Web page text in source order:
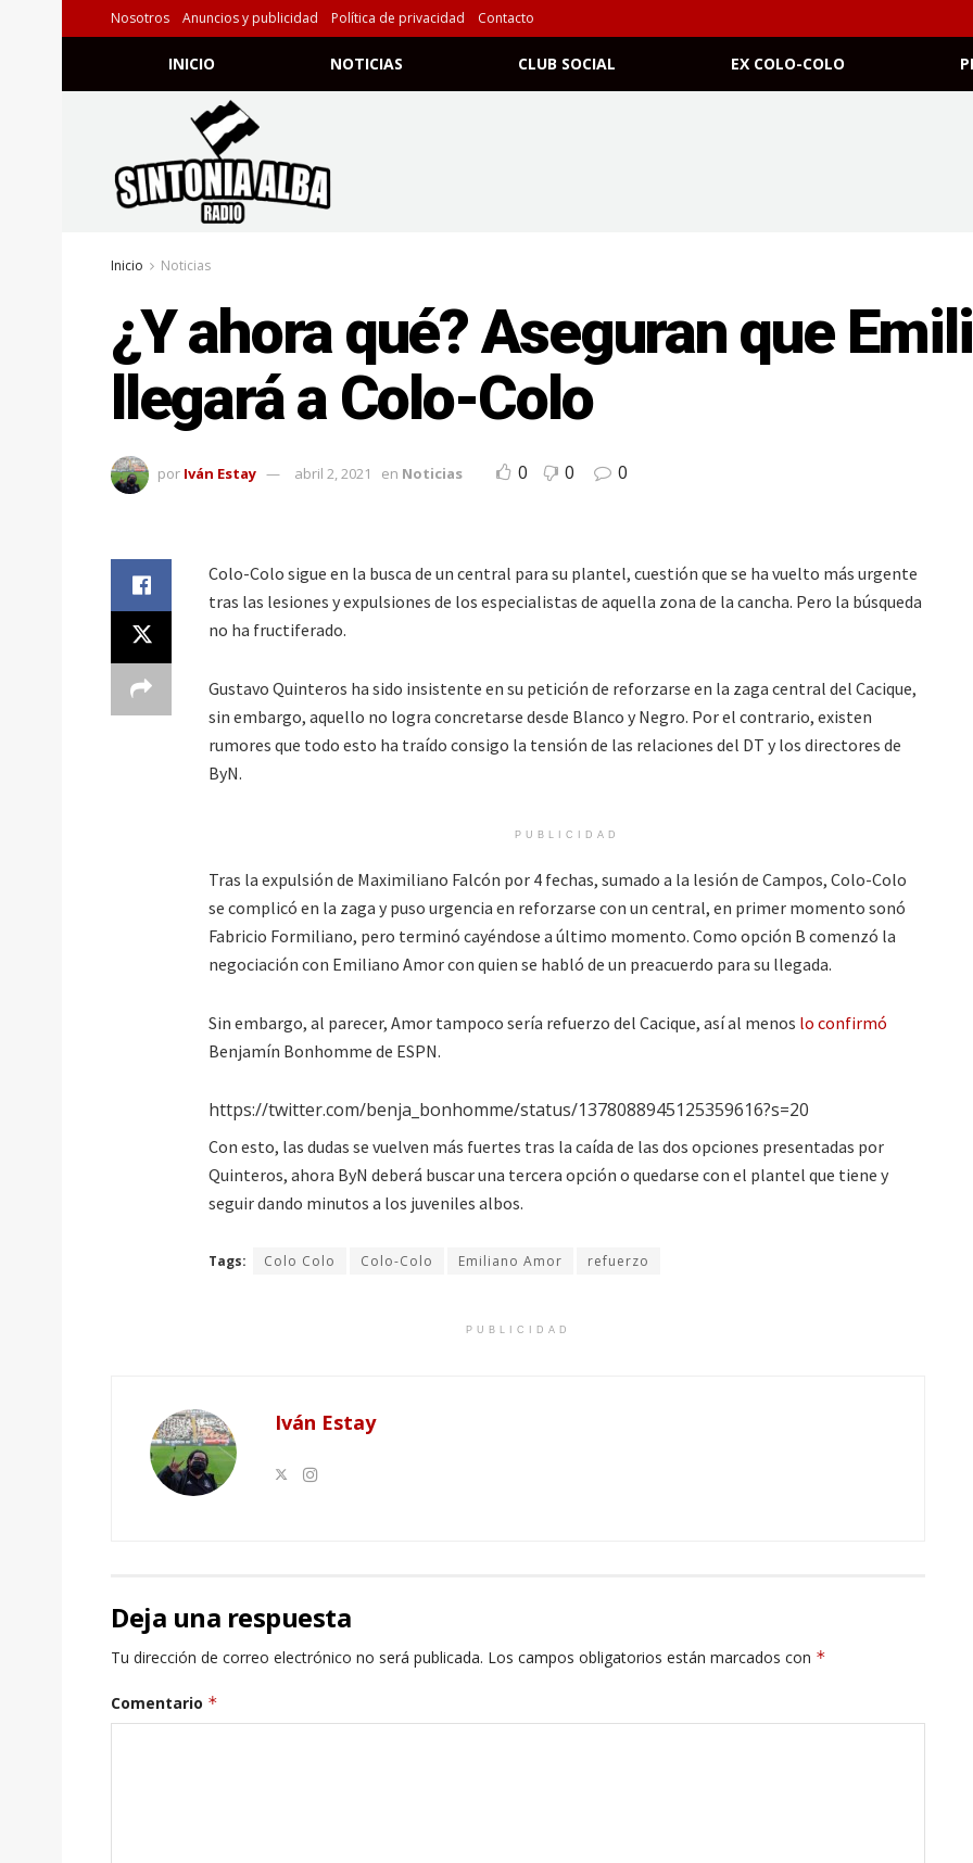
Nosotros Anuncios y publicidad Política de privacidad Contacto
INICIO NOTICIAS CLUB SOCIAL EX COLO-COLO
Inicio Noticias
¿Y ahora qué? Aseguran que
llegará a Colo-Colo
por Iván Estay abril 2, 2021 en Noticias 0 0 0
Colo-Colo sigue en la busca de un central para su plantel, cuestión que se ha vuelto más urgente
tras las lesiones y expulsiones de los especialistas de aquella zona de la cancha. Pero la búsqueda
no ha fructiferado.
Gustavo Quinteros ha sido insistente en su petición de reforzarse en la zaga central del Cacique,
sin embargo, aquello no logra concretarse desde Blanco y Negro. Por el contrario, existen
rumores que todo esto ha traído consigo la tensión de las relaciones del DT y los directores de
ByN.
PUBLICIDAD
Tras la expulsión de Maximiliano Falcón por 4 fechas, sumado a la lesión de Campos, Colo-Colo
se complicó en la zaga y puso urgencia en reforzarse con un central, en primer momento sonó
Fabricio Formiliano, pero terminó cayéndose a último momento. Como opción B comenzó la
negociación con Emiliano Amor con quien se habló de un preacuerdo para su llegada.
Sin embargo, al parecer, Amor tampoco sería refuerzo del Cacique, así al menos lo confirmó
Benjamín Bonhomme de ESPN.
https://twitter.com/benja_bonhomme/status/1378088945125359616?s=20
Con esto, las dudas se vuelven más fuertes tras la caída de las dos opciones presentadas por
Quinteros, ahora ByN deberá buscar una tercera opción o quedarse con el plantel que tiene y
seguir dando minutos a los juveniles albos.
Tags: Colo Colo Colo-Colo Emiliano Amor refuerzo
PUBLICIDAD
Iván Estay
Deja una respuesta
Tu dirección de correo electrónico no será publicada. Los campos obligatorios están marcados con *
Comentario *